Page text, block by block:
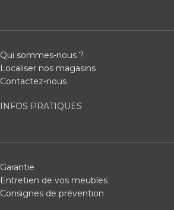
Qui sommes-nous ?
Localiser nos magasins
Contactez-nous
INFOS PRATIQUES
Garantie
Entretien de vos meubles
Consignes de prévention